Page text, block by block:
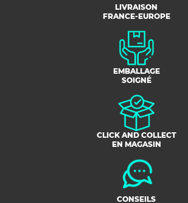
LIVRAISON
FRANCE-EUROPE
EMBALLAGE
SOIGNÉ
CLICK AND COLLECT
EN MAGASIN
CONSEILS